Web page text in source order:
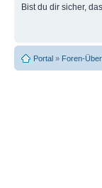
Bist du dir sicher,
Portal » Foren-